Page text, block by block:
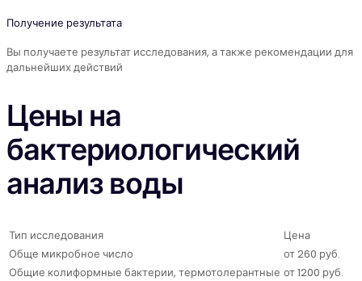
Получение результата
Вы получаете результат исследования, а также рекомендации для
дальнейших действий
Цены на
бактериологический
анализ воды
Тип исследования
Цена
Обще микробное число
от 260 руб.
Общие колиформные бактерии, термотолерантные от 1200 руб.